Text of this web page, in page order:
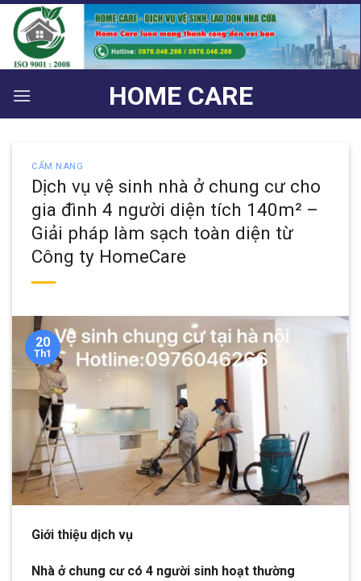
Bỏ
qua
nội
dung
HOME CARE
CẨM NANG
Dịch vụ vệ sinh nhà ở chung cư cho
gia đình 4 người diện tích 140m² –
Giải pháp làm sạch toàn diện từ
Công ty HomeCare
20
Th1
Giới thiệu dịch vụ
Nhà ở chung cư có 4 người sinh hoạt thường